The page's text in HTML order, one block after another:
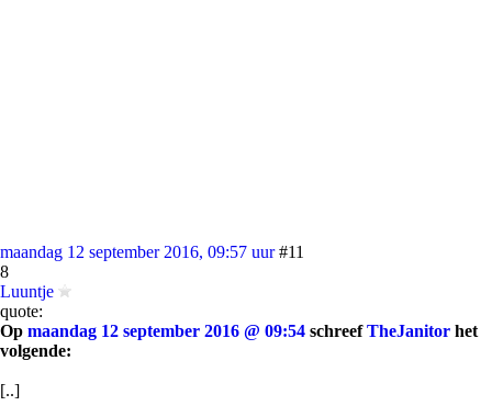
maandag 12 september 2016, 09:57 uur #11
8
Luuntje
quote:
Op maandag 12 september 2016 @ 09:54 schreefTheJanitor het
volgende:
[..]